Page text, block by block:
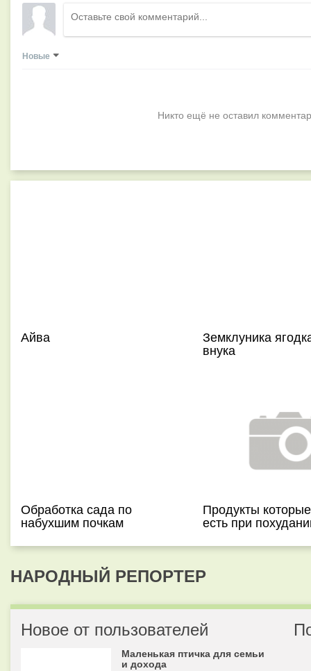
Новые
Никто ещё не оставил
Айва Земклуника
внука
Обработка сада по
набухшим почкам
Продукты
есть при
НАРОДНЫЙ РЕПОРТЕР
Новое от пользователей
Маленькая птичка для семьи
и дохода